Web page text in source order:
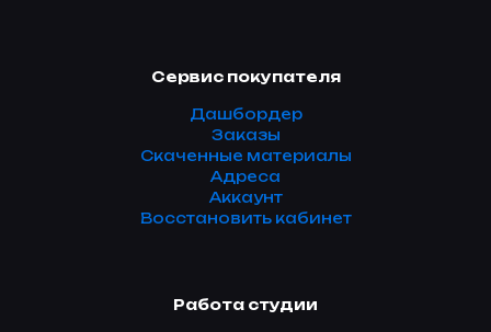
Сервис покупателя
Дашбордер
Заказы
Скаченные материалы
Адреса
Аккаунт
Восстановить кабинет
Работа студии